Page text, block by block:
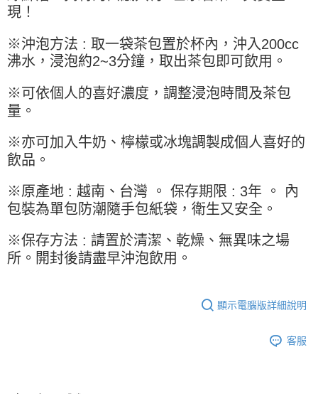
１．於結帳方式選擇「AFTEE先享後付」後，將跳轉至「AFTEE先享後付」
２．訂單成立數日內，您將收到繳費通知簡訊。
３．收到繳費通知簡訊後14天內，點擊此簡訊中的連結，可透過四大超商／
ATM／網路銀行／等多元方式進行付款，方視為交易完成。
購買商品的店家。未經商家同意取消之訂單仍視為有效，需透過AFTEE先享
後付繳納相關費用。
※ 交易是否成功請以「AFTEE先享後付 」之結帳頁面顯示為準，若有關於
客戶支援中心」 https://netprotections.freshdesk.com/support/home
【注意事項】
易，需依本服務之必要範圍內提供個人資料，並將交易相關給付款項請求債
權轉讓予恩沛科技股份有限公司。
２．關於個人資料處理事宜，請瀏覽以下網址：
https://aftee.tw/terms/#terms3
３．未成年的使用者請事先徵得法定代理人或監護人之同意方可使用
「AFTEE先享後付」，若未經同意申辦者引起之損失，本公司不負相關責
恩沛科技股份有限公司將有權停止該用戶之使用額度並採取法律行動。
每筆NT$90，滿NT$990(含以上)免運費
付款後全家取貨-重量限制含紙箱10kg，請控制商品重量在9~
9.5kg
7-11取貨付款-重量限制含紙箱10kg，請控制商品重量在9~9.5
每筆NT$90，滿NT$990(含以上)免運費
付款後7-11取貨-重量限制含紙箱10kg，請控制商品重量在9~
9.5kg
每筆NT$90，滿NT$990(含以上)免運費
宅配-新竹物流
每筆NT$150，滿NT$2,000(含以上)免運費
現！
※沖泡方法 : 取一袋茶包置於杯內，沖入200cc
沸水，浸泡約2~3分鐘，取出茶包即可飲用。
※可依個人的喜好濃度，調整浸泡時間及茶包
量。
※亦可加入牛奶、檸檬或冰塊調製成個人喜好的
飲品。
※原產地 : 越南、台灣 。 保存期限 : 3年 。 內
包裝為單包防潮隨手包紙袋，衛生又安全。
※保存方法 : 請置於清潔、乾燥、無異味之場
所。開封後請盡早沖泡飲用。
顯示電腦版詳細說明
客服